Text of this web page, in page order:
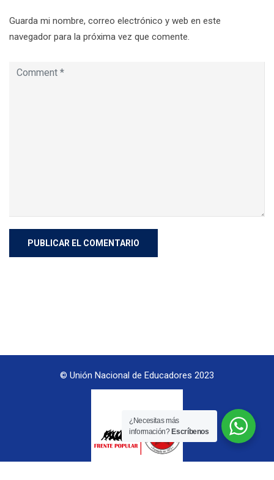
Guarda mi nombre, correo electrónico y web en este
navegador para la próxima vez que comente.
© Unión Nacional de Educadores 2023
¿Necesitas más
información? Escríbenos